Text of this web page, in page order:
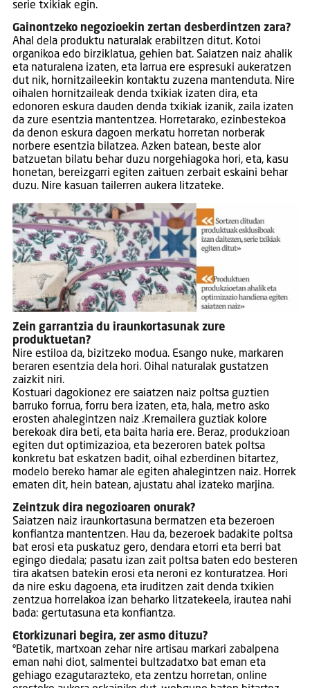
serie txikiak egin.
Gainontzeko negozioekin zertan desberdintzen zara?
Ahal dela produktu naturalak erabiltzen ditut. Kotoi
organikoa edo birziklatua, gehien bat. Saiatzen naiz ahalik
eta naturalena izaten, eta larrua ere espresuki aukeratzen
dut nik, hornitzaileekin kontaktu zuzena mantenduta. Nire
oihalen hornitzaileak denda txikiak izaten dira, eta
edonoren eskura dauden denda txikiak izanik, zaila izaten
da zure esentzia mantentzea. Horretarako, ezinbestekoa
da denon eskura dagoen merkatu horretan norberak
norbere esentzia bilatzea. Azken batean, beste alor
batzuetan bilatu behar duzu norgehiagoka hori, eta, kasu
honetan, bereizgarri egiten zaituen zerbait eskaini behar
duzu. Nire kasuan tailerren aukera litzateke.
Zein garrantzia du iraunkortasunak zure
produktuetan?
Nire estiloa da, bizitzeko modua. Esango nuke, markaren
beraren esentzia dela hori. Oihal naturalak gustatzen
zaizkit niri.
Kostuari dagokionez ere saiatzen naiz poltsa guztien
barruko forrua, forru bera izaten, eta, hala, metro asko
erosten ahalegintzen naiz .Kremailera guztiak kolore
berekoak dira beti, eta baita haria ere. Beraz, produkzioan
egiten dut optimizazioa, eta bezeroren batek poltsa
konkretu bat eskatzen badit, oihal ezberdinen bitartez,
modelo bereko hamar ale egiten ahalegintzen naiz. Horrek
ematen dit, hein batean, ajustatu ahal izateko marjina.
Zeintzuk dira negozioaren onurak?
Saiatzen naiz iraunkortasuna bermatzen eta bezeroen
konfiantza mantentzen. Hau da, bezeroek badakite poltsa
bat erosi eta puskatuz gero, dendara etorri eta berri bat
egingo diedala; pasatu izan zait poltsa baten edo besteren
tira akatsen batekin erosi eta neroni ez konturatzea. Hori
da nire esku dagoena, eta iruditzen zait denda txikien
zentzua horrelakoa izan beharko litzatekeela, irautea nahi
bada: gertutasuna eta konfiantza.
Etorkizunari begira, zer asmo dituzu?
ºBatetik, martxoan zehar nire artisau markari zabalpena
eman nahi diot, salmentei bultzadatxo bat eman eta
gehiago ezagutarazteko, eta zentzu horretan, online